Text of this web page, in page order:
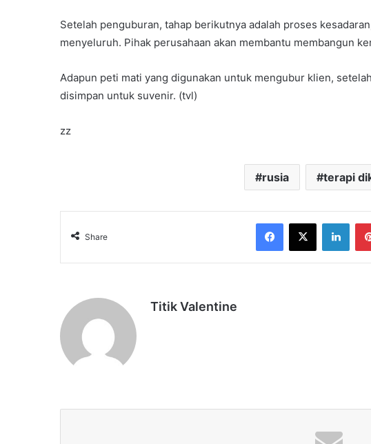
Setelah penguburan, tahap berikutnya adalah proses
menyeluruh. Pihak perusahaan akan membantu membangun
Adapun peti mati yang digunakan untuk mengubur klien,
disimpan untuk suvenir. (tvl)
zz
rusia terapi
Share
Facebook
X
Titik Valentine